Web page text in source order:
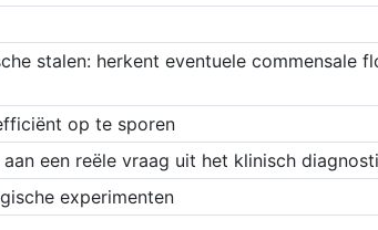
stalen: herkent eventuele commensale
op te sporen
een reële vraag uit het klinisch
experimenten